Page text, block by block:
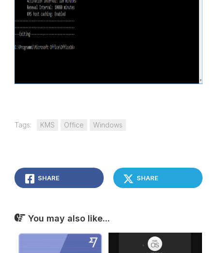
Tags: KMS Office Windows
SHARE SHARE
You may also like...